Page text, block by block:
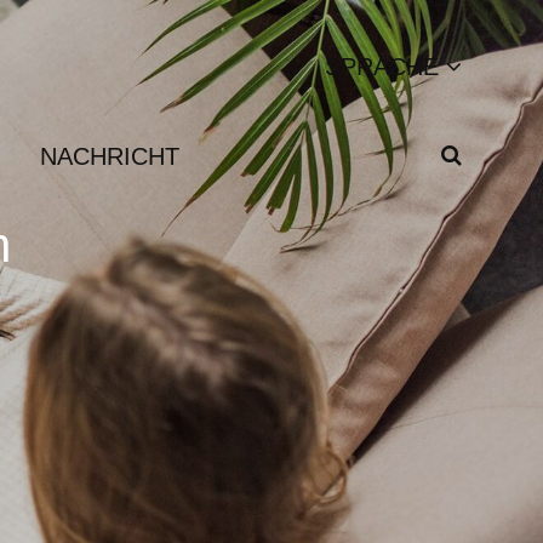
SPRACHE
NACHRICHT